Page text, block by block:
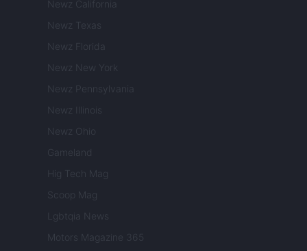
Newz California
Newz Texas
Newz Florida
Newz New York
Newz Pennsylvania
Newz Illinois
Newz Ohio
Gameland
Hig Tech Mag
Scoop Mag
Lgbtqia News
Motors Magazine 365